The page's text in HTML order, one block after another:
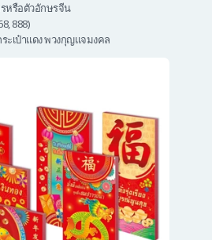
รหรือตัวอักษรจีน
888)
ะเป๋าแดง พวงกุญแจมงคล